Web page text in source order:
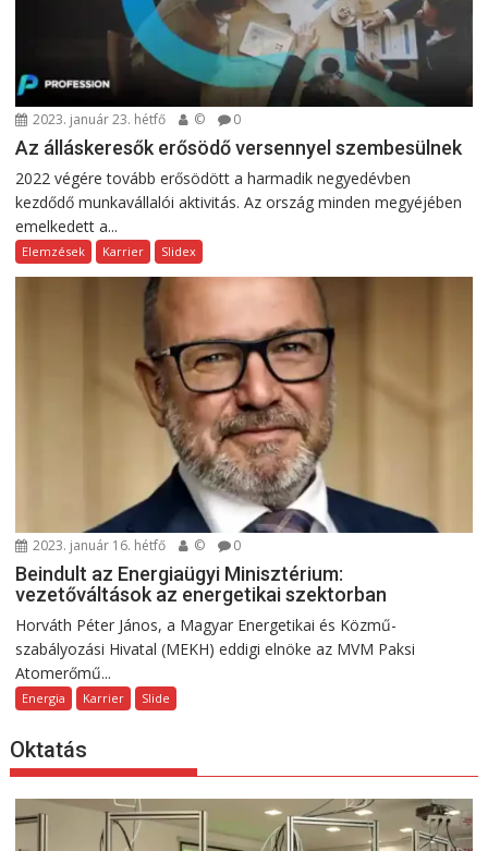
2023. január 23. hétfő © 0
Az álláskeresők erősödő versennyel szembesülnek
2022 végére tovább erősödött a harmadik negyedévben
kezdődő munkavállalói aktivitás. Az ország minden megyéjében
emelkedett a...
Elemzések Karrier Slidex
2023. január 16. hétfő © 0
Beindult az Energiaügyi Minisztérium:
vezetőváltások az energetikai szektorban
Horváth Péter János, a Magyar Energetikai és Közmű-
szabályozási Hivatal (MEKH) eddigi elnöke az MVM Paksi
Atomerőmű...
Energia Karrier Slide
Oktatás